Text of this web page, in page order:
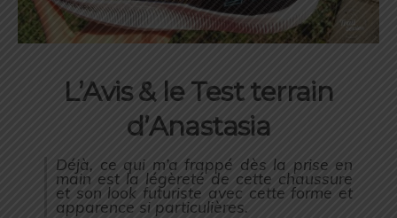
L’Avis & le Test terrain
d’Anastasia
Déjà, ce qui m’a frappé dès la prise en
main est la légèreté de cette chaussure
et son look futuriste avec cette forme et
apparence si particulières.